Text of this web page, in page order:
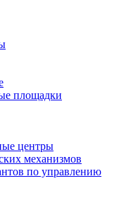
площадки
центры
механизмов
по управлению